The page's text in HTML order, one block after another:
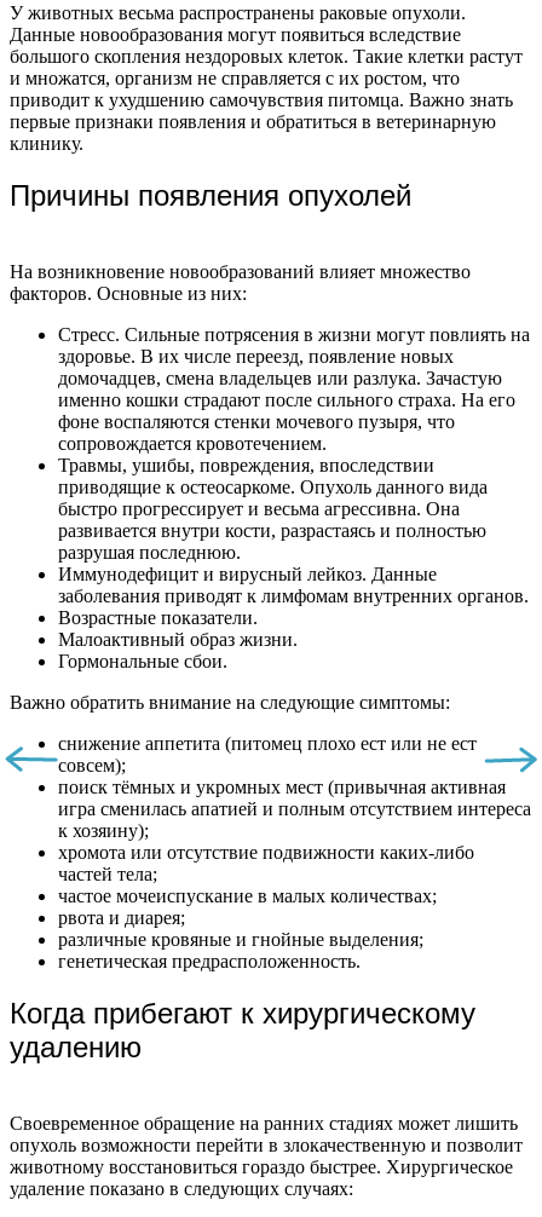
У животных весьма распространены раковые опухоли.
Данные новообразования могут появиться вследствие
большого скопления нездоровых клеток. Такие клетки растут
и множатся, организм не справляется с их ростом, что
приводит к ухудшению самочувствия питомца. Важно знать
первые признаки появления и обратиться в ветеринарную
клинику.
Причины появления опухолей
На возникновение новообразований влияет множество
факторов. Основные из них:
Стресс. Сильные потрясения в жизни могут повлиять на
здоровье. В их числе переезд, появление новых
домочадцев, смена владельцев или разлука. Зачастую
именно кошки страдают после сильного страха. На его
фоне воспаляются стенки мочевого пузыря, что
сопровождается кровотечением.
Травмы, ушибы, повреждения, впоследствии
приводящие к остеосаркоме. Опухоль данного вида
быстро прогрессирует и весьма агрессивна. Она
развивается внутри кости, разрастаясь и полностью
разрушая последнюю.
Иммунодефицит и вирусный лейкоз. Данные
заболевания приводят к лимфомам внутренних органов.
Возрастные показатели.
Малоактивный образ жизни.
Гормональные сбои.
Важно обратить внимание на следующие симптомы:
снижение аппетита (питомец плохо ест или не ест
совсем);
поиск тёмных и укромных мест (привычная активная
игра сменилась апатией и полным отсутствием интереса
к хозяину);
хромота или отсутствие подвижности каких-либо
частей тела;
частое мочеиспускание в малых количествах;
рвота и диарея;
различные кровяные и гнойные выделения;
генетическая предрасположенность.
Когда прибегают к хирургическому
удалению
Своевременное обращение на ранних стадиях может лишить
опухоль возможности перейти в злокачественную и позволит
животному восстановиться гораздо быстрее. Хирургическое
удаление показано в следующих случаях: